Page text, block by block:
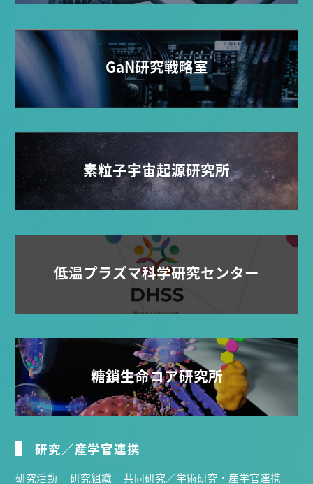
GaN研究戦略室
素粒子宇宙起源研究所
低温プラズマ科学研究センター
糖鎖生命コア研究所
研究／産学官連携
研究活動 研究組織 共同研究／学術研究・産学官連携